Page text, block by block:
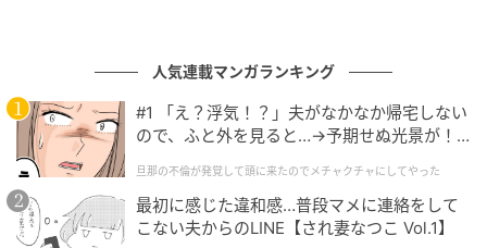
人気連載マンガランキング
#1 「え？浮気！？」夫がなかなか帰宅しない
ので、ふと外を見ると…→予期せぬ光景が！
クチャにしてやった
旦那の不倫が発覚して頭に来たのでメチャクチャにしてやった
最初に感じた違和感…普段マメに連絡をして
こない夫からのLINE【され妻なつこ Vol.1】